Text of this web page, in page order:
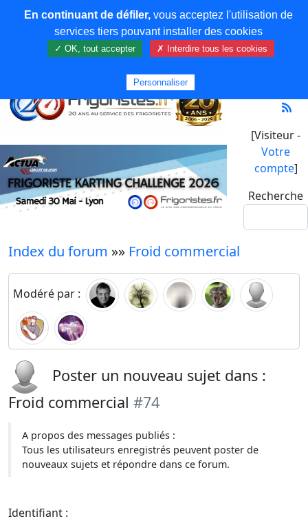
[Visiteur -
Votre
compte]
Recherche
Index du forum »» Froid commercial
Modéré par :
Poster un nouveau sujet dans :
Froid commercial #74
A propos des messages publiés :
Tous les utilisateurs enregistrés peuvent poster de
nouveaux sujets et répondre dans ce forum.
Identifiant :
En continuant de défiler,vous acceptez l'utilisation de
services tiers pouvant installer des cookies
✓ OK, tout accepter ✗ Interdire tous les cookies
Personnaliser